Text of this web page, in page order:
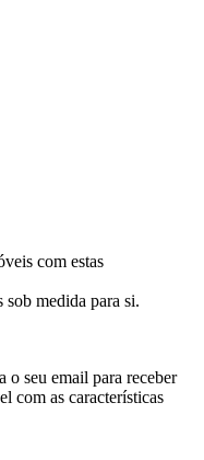
com estas
medida para si.
o seu email para receber
com as características